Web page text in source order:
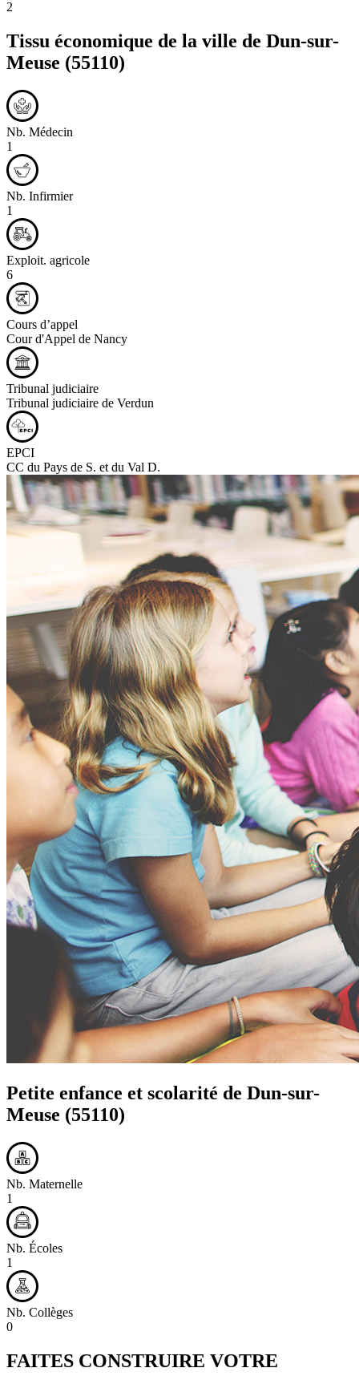
2
Tissu économique de la ville de Dun-sur-
Meuse (55110)
Nb. Médecin
1
Nb. Infirmier
1
Exploit. agricole
6
Cours d’appel
Cour d'Appel de Nancy
Tribunal judiciaire
Tribunal judiciaire de Verdun
EPCI
CC du Pays de S. et du Val D.
Petite enfance et scolarité de Dun-sur-
Meuse (55110)
Nb. Maternelle
1
Nb. Écoles
1
Nb. Collèges
0
FAITES CONSTRUIRE VOTRE